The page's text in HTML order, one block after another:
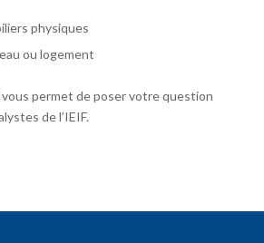
physiques
ou logement
permet de poser votre question
de l’IEIF.